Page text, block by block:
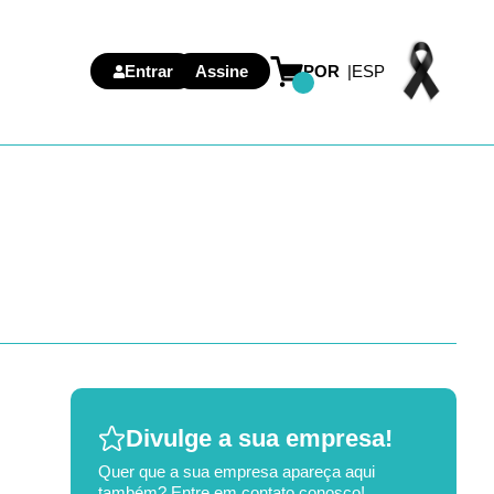
Entrar Assine POR ESP
Divulge a sua empresa!
Quer que a sua empresa apareça aqui